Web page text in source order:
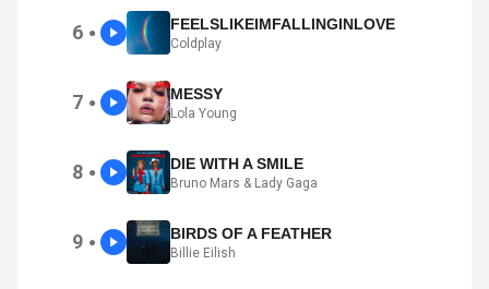
6 ● FEELSLIKEIMFALLINGINLOVE
Coldplay
7 ● MESSY
Lola Young
8 ● DIE WITH A SMILE
Bruno Mars & Lady Gaga
9 ● BIRDS OF A FEATHER
Billie Eilish